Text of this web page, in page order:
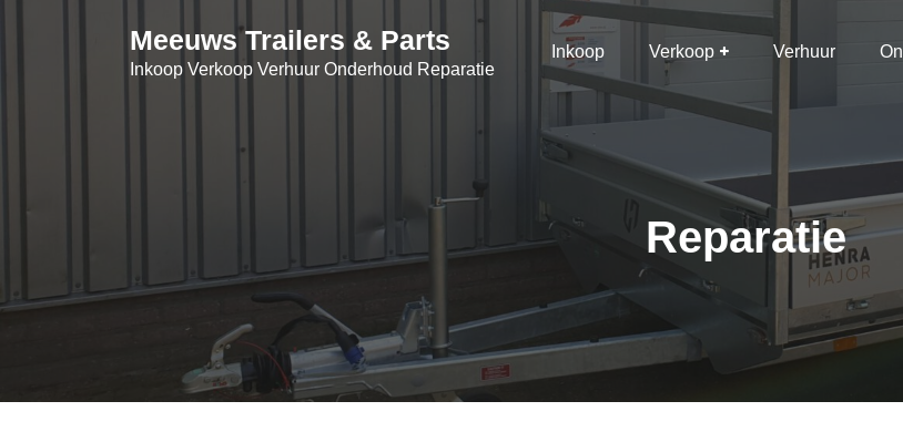
Meeuws Trailers & Parts
Inkoop Verkoop Verhuur Onderhoud Reparatie
Inkoop Verkoop Verhuur
Reparatie